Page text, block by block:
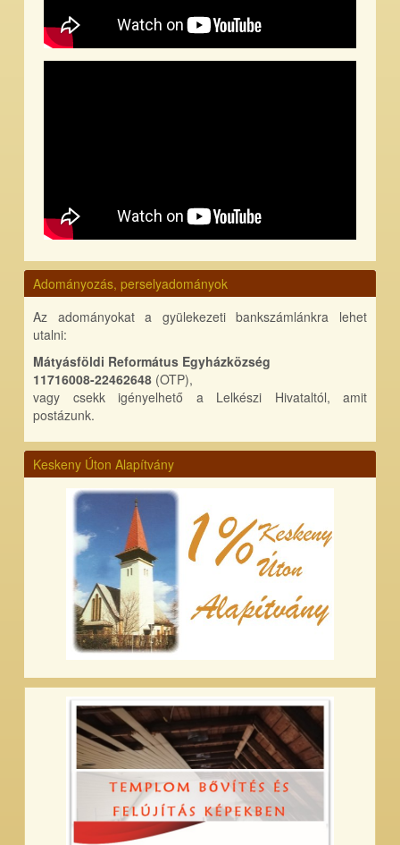
Adományozás, perselyadományok
Az adományokat a gyülekezeti bankszámlánkra lehet
utalni:
Mátyásföldi Református Egyházközség
11716008-22462648 (OTP),
vagy csekk igényelhető a Lelkészi Hivataltól, amit
postázunk.
Keskeny Úton Alapítvány